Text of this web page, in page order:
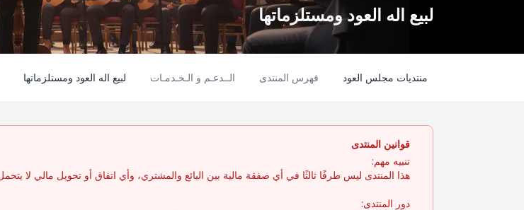
لبيع اله العود ومستلزماتها
منتديات مجلس العود فهرس المنتدى الــدعـم و الـخـدمـات لبيع اله العود ومستلزماتها
قوانين المنتدى
تنبيه مهم:
هذا المنتدى ليس طرفًا ثالثًا في أي صفقة مالية بين البائع والمشتري، وأي اتفاق أو تحويل مالي لا يتحمل
دور المنتدى: